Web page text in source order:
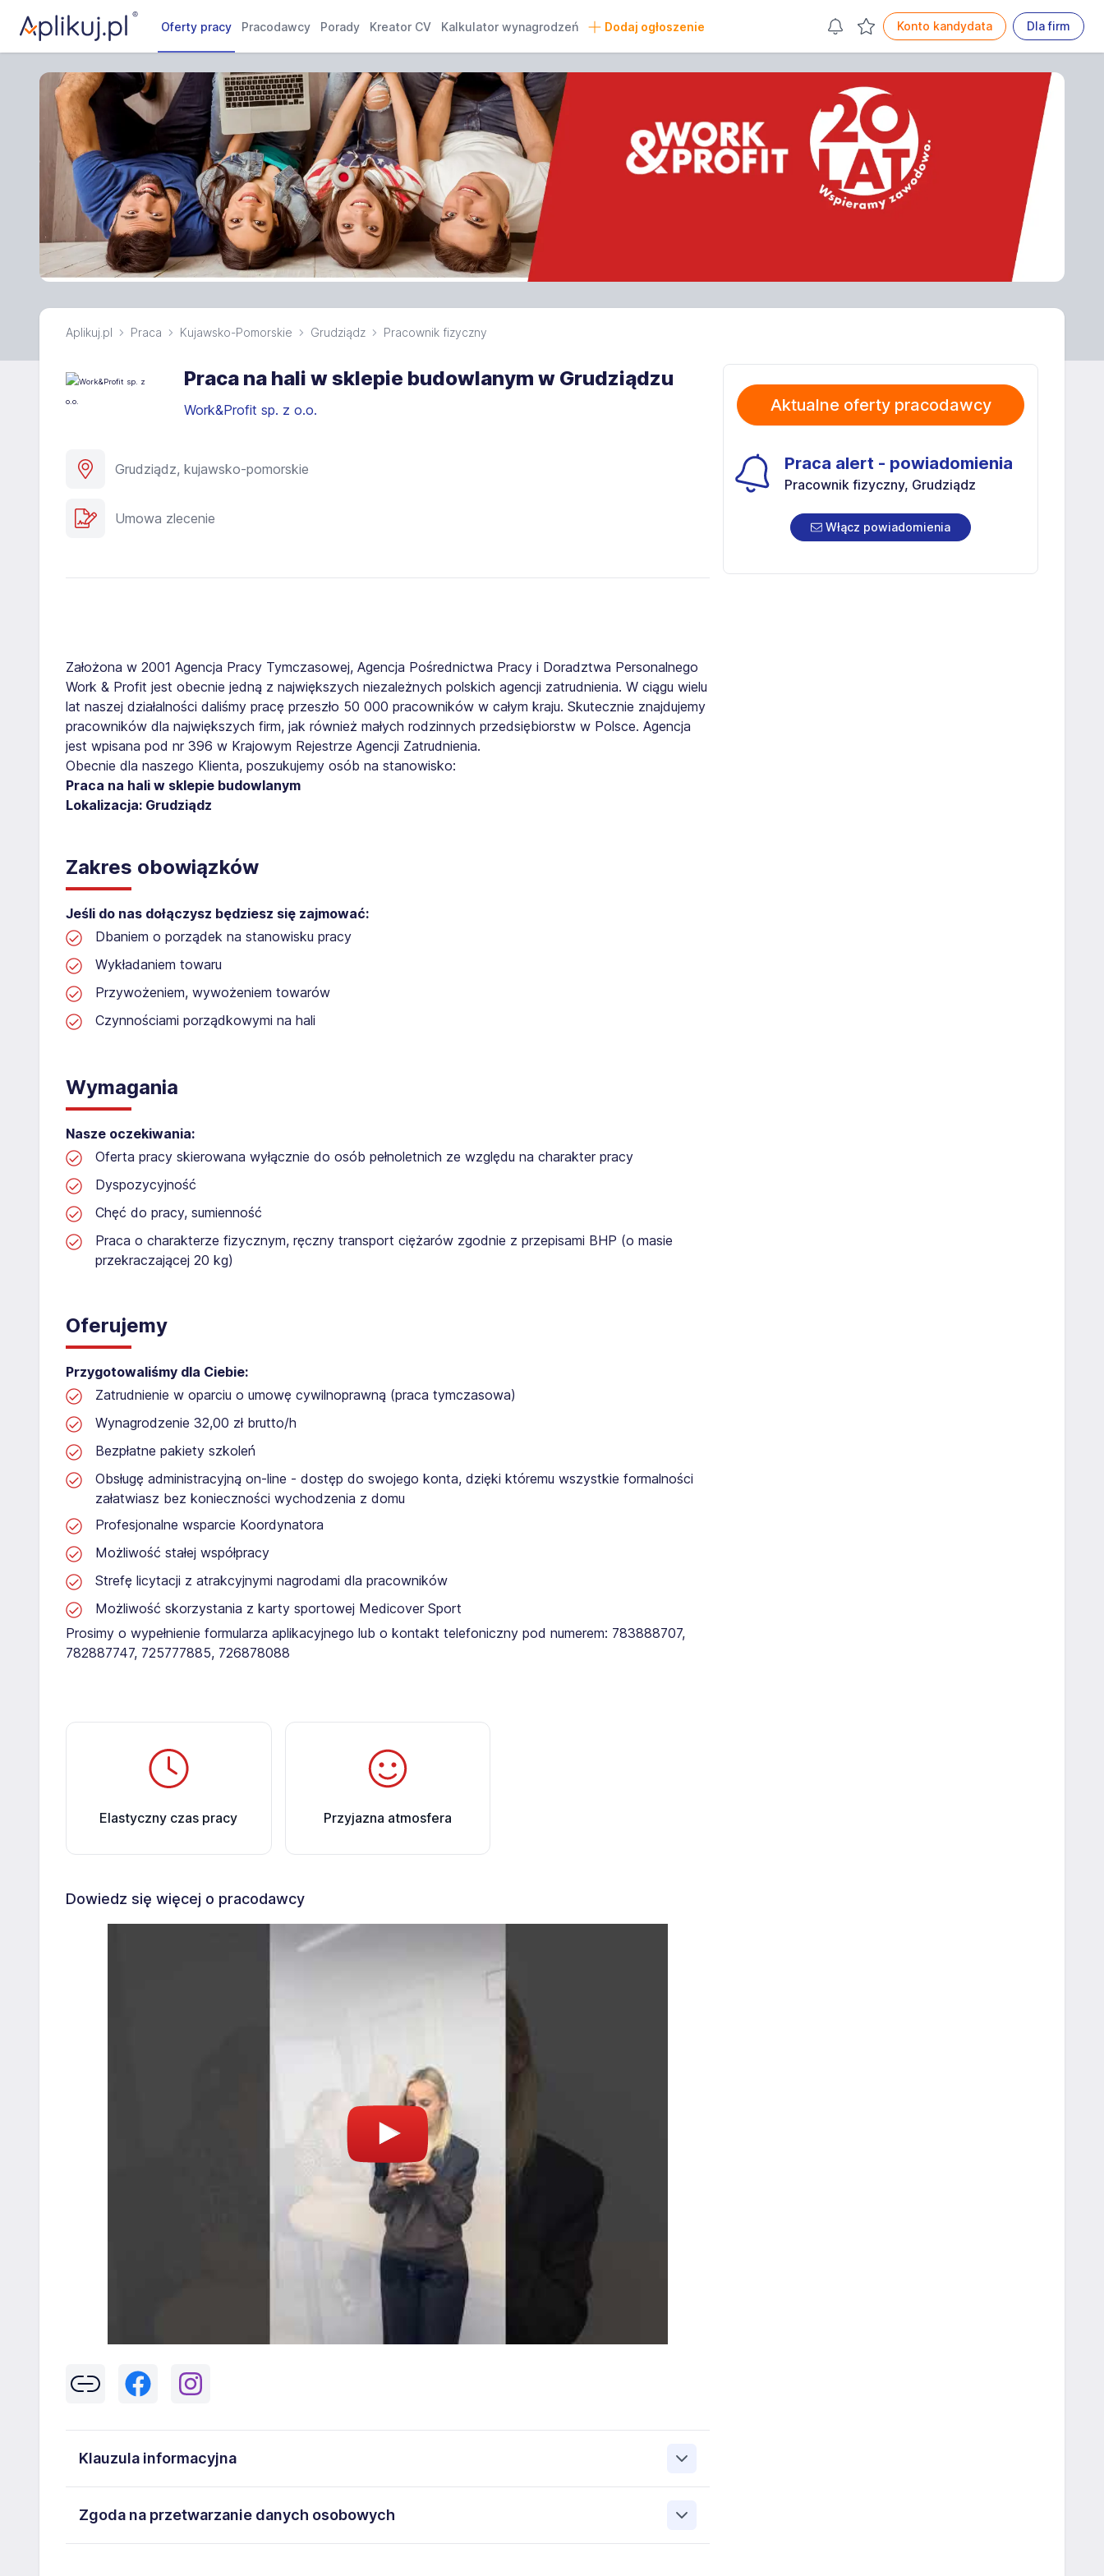
Oferty pracy Pracodawcy Porady Kreator CV Kalkulator wynagrodzeń Dodaj ogłoszenie Konto kandydata Dla firm
Aplikuj.pl Praca Kujawsko-Pomorskie Grudziądz Pracownik fizyczny
Praca na hali w sklepie budowlanym w Grudziądzu
Work&Profit sp. z o.o.
Grudziądz, kujawsko-pomorskie
Umowa zlecenie
Założona w 2001 Agencja Pracy Tymczasowej, Agencja Pośrednictwa Pracy i Doradztwa Personalnego
Work & Profit jest obecnie jedną z największych niezależnych polskich agencji zatrudnienia. W ciągu wielu
lat naszej działalności daliśmy pracę przeszło 50 000 pracowników w całym kraju. Skutecznie znajdujemy
pracowników dla największych firm, jak również małych rodzinnych przedsiębiorstw w Polsce. Agencja
jest wpisana pod nr 396 w Krajowym Rejestrze Agencji Zatrudnienia.
Obecnie dla naszego Klienta, poszukujemy osób na stanowisko:
Praca na hali w sklepie budowlanym
Lokalizacja: Grudziądz
Zakres obowiązków
Jeśli do nas dołączysz będziesz się zajmować:
Dbaniem o porządek na stanowisku pracy
Wykładaniem towaru
Przywożeniem, wywożeniem towarów
Czynnościami porządkowymi na hali
Wymagania
Nasze oczekiwania:
Oferta pracy skierowana wyłącznie do osób pełnoletnich ze względu na charakter pracy
Dyspozycyjność
Chęć do pracy, sumienność
Praca o charakterze fizycznym, ręczny transport ciężarów zgodnie z przepisami BHP (o masie
przekraczającej 20 kg)
Oferujemy
Przygotowaliśmy dla Ciebie:
Zatrudnienie w oparciu o umowę cywilnoprawną (praca tymczasowa)
Wynagrodzenie 32,00 zł brutto/h
Bezpłatne pakiety szkoleń
Obsługę administracyjną on-line - dostęp do swojego konta, dzięki któremu wszystkie formalności
załatwiasz bez konieczności wychodzenia z domu
Profesjonalne wsparcie Koordynatora
Możliwość stałej współpracy
Strefę licytacji z atrakcyjnymi nagrodami dla pracowników
Możliwość skorzystania z karty sportowej Medicover Sport
Prosimy o wypełnienie formularza aplikacyjnego lub o kontakt telefoniczny pod numerem: 783888707,
782887747, 725777885, 726878088​
Elastyczny czas pracy Przyjazna atmosfera
Dowiedz się więcej o pracodawcy
Klauzula informacyjna
43-300 Bielsko-Biała danych osobowych zawartych w zgłoszeniu rekrutacyjnym w celu prowadzenia rekrutacji
Zgoda na przetwarzanie danych osobowych
Aktualne oferty pracodawcy
Praca alert - powiadomienia
Pracownik fizyczny, Grudziądz
Włącz powiadomienia